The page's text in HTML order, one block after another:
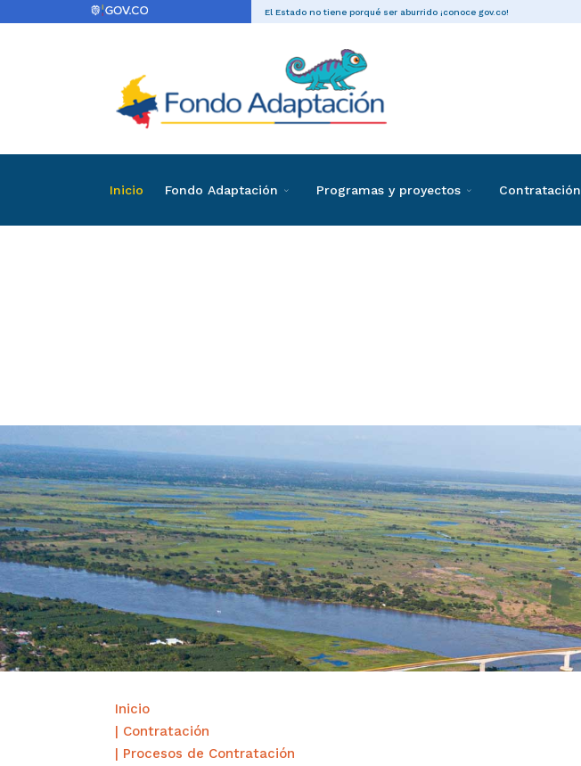
El Estado no tiene porqué ser aburrido ¡conoce gov.co!
Inicio Fondo Adaptación Programas y proyectos Contratación
Directas
Inicio
| Contratación
| Procesos de Contratación